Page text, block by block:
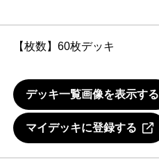
【枚数】60枚デッキ
デッキ一覧画像を表示する
マイデッキに登録する